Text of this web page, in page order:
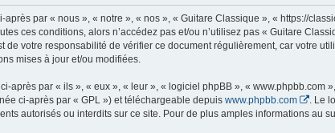
par « nous », « notre », « nos », « Guitare Classique », « https://
ces conditions, alors n’accédez pas et/ou n’utilisez pas « Guitare
de votre responsabilité de vérifier ce document régulièrement, car votre
mises à jour et/ou modifiées.
après par « ils », « eux », « leur », « logiciel phpBB », «
ci-après par « GPL ») et téléchargeable depuis www.phpbb.com
. Le
autorisés ou interdits sur ce site. Pour de plus amples informations au